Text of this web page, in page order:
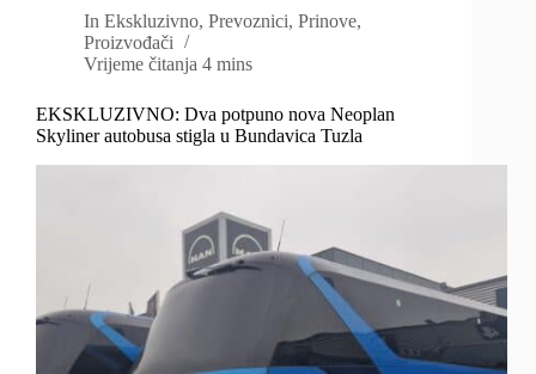
In Ekskluzivno,Prevoznici,Prinove,
Proizvođači
Vrijeme čitanja 4 mins
EKSKLUZIVNO: Dva potpuno nova Neoplan
Skyliner autobusa stigla u Bundavica Tuzla